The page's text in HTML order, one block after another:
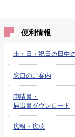
便利情報
土・日・祝日の日中
窓口のご案内
申請書・
届出書ダウンロード
広報・広聴